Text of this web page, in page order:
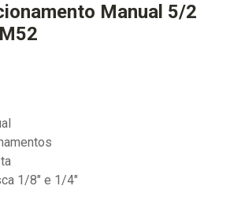
Manual 5/2
1/8" e 1/4"